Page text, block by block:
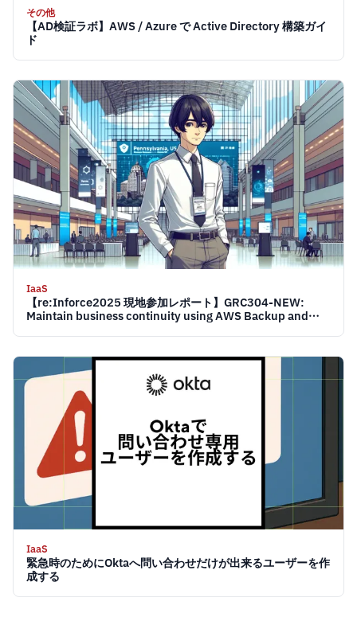
その他
【AD検証ラボ】AWS / Azure で Active Directory 構築ガイ
ド
IaaS
【re:Inforce2025 現地参加レポート】GRC304-NEW:
Maintain business continuity using AWS Backup and
IaaS
緊急時のためにOktaへ問い合わせだけが出来るユーザーを作
成する